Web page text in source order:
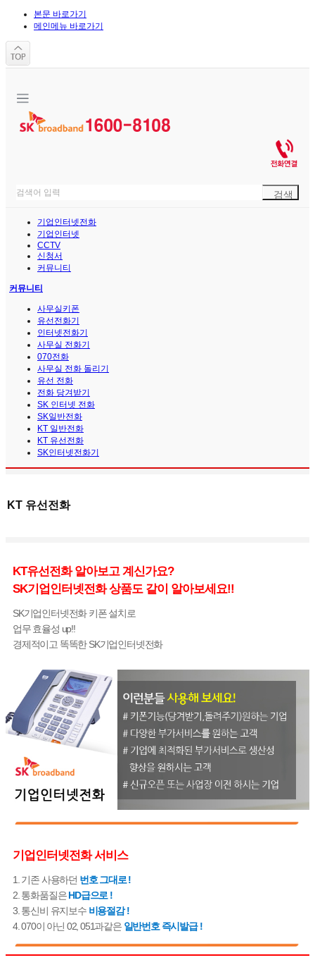
본문 바로가기
메인메뉴 바로가기
기업인터넷전화
기업인터넷
CCTV
신청서
커뮤니티
커뮤니티
사무실키폰
유선전화기
인터넷전화기
사무실 전화기
070전화
사무실 전화 돌리기
유선 전화
전화 당겨받기
SK 인터넷 전화
SK일반전화
KT 일반전화
KT 유선전화
SK인터넷전화기
KT 유선전화
KT유선전화 알아보고 계신가요?
SK기업인터넷전화 상품도 같이 알아보세요!!
SK기업인터넷전화 키폰 설치로
업무 효율성 up!!
경제적이고 똑똑한 SK기업인터넷전화
기업인터넷전화 서비스
1. 기존 사용하던 번호 그대로 !
2. 통화품질은HD급으로 !
3. 통신비 유지보수 비용절감 !
4. 070이 아닌 02, 051과같은 일반번호 즉시발급 !